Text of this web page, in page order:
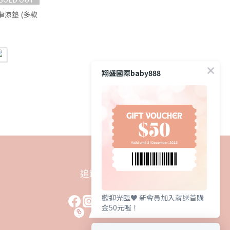
涼墊 (多款
追蹤我們
翔盛國際baby888
歡迎光臨♥️ 新會員加入就送首購
金50元喔！